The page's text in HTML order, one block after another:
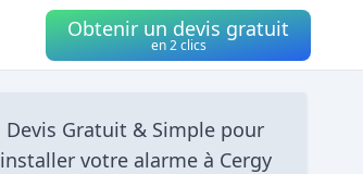
Obtenir un devis gratuit
en 2 clics
Devis Gratuit & Simple pour
installer votre alarme à Cergy